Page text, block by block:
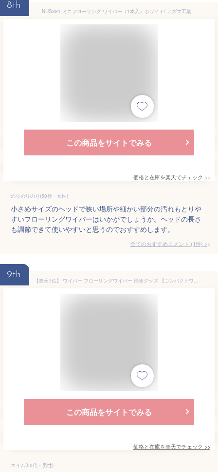
8th
NUS381 ミニフローリング ワイパー（1本入）ホワイト/ アズマ工業
この商品をサイトでみる
価格と在庫を楽天でチェック >>
のりのりのり(50代・女性)
小さめサイズのヘッドで狭い場所や細かい部分の汚れもとりや
すいフローリングワイパーはいかがでしょうか。ヘッドの長さ
も調節できて使いやすいと思うのでおすすめします。
全てのおすすめコメント (1件) >
9th
【楽天1位】 ワイパー フローリングワイパー 掃除グッズ 【コンパクトワイパー】 カーペットクリーナー ハンディモップ 掃除 フロアワイパー フローリングワイパー 取り換え 掃除 整理 収納 スタンド リビング 寝室
この商品をサイトでみる
価格と在庫を楽天でチェック >>
エイム(50代・男性)